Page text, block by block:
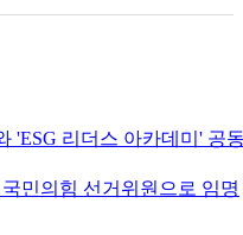
'ESG 리더스 아카데미' 공
민의힘 선거위원으로 임명